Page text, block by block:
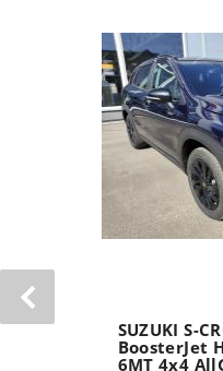
SUZUKI
DualJet
4x4 AllGrip